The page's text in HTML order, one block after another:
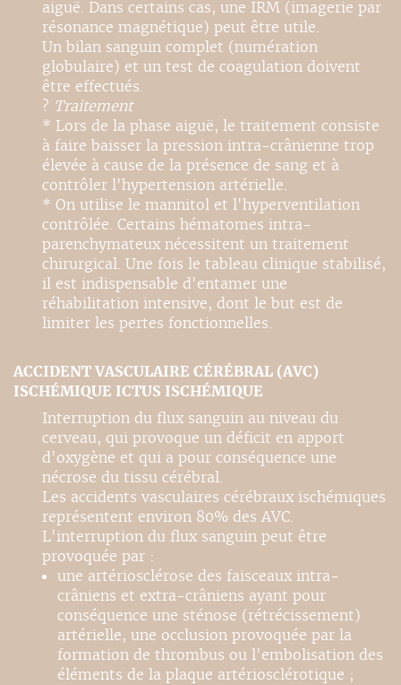
aiguë. Dans certains cas, une IRM (imagerie par
résonance magnétique) peut être utile.
Un bilan sanguin complet (numération
globulaire) et un test de coagulation doivent
être effectués.
? Traitement
* Lors de la phase aiguë, le traitement consiste
à faire baisser la pression intra-crânienne trop
élevée à cause de la présence de sang et à
contrôler l'hypertension artérielle.
* On utilise le mannitol et l'hyperventilation
contrôlée. Certains hématomes intra-
parenchymateux nécessitent un traitement
chirurgical. Une fois le tableau clinique stabilisé,
il est indispensable d'entamer une
réhabilitation intensive, dont le but est de
limiter les pertes fonctionnelles.
ACCIDENT VASCULAIRE CÉRÉBRAL (AVC)
ISCHÉMIQUE ICTUS ISCHÉMIQUE
Interruption du flux sanguin au niveau du
cerveau, qui provoque un déficit en apport
d'oxygène et qui a pour conséquence une
nécrose du tissu cérébral.
Les accidents vasculaires cérébraux ischémiques
représentent environ 80% des AVC.
L'interruption du flux sanguin peut être
provoquée par :
une artériosclérose des faisceaux intra-
crâniens et extra-crâniens ayant pour
conséquence une sténose (rétrécissement)
artérielle, une occlusion provoquée par la
formation de thrombus ou l'embolisation des
éléments de la plaque artériosclérotique ;